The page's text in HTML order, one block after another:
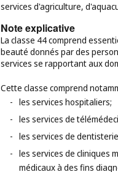
services d'agriculture,
Note explicative
La classe 44 comprend
beauté donnés par des
services se rapportant aux
Cette classe comprend
- les services hospitaliers;
- les services de
- les services de
- les services de cliniques
médicaux à des fins